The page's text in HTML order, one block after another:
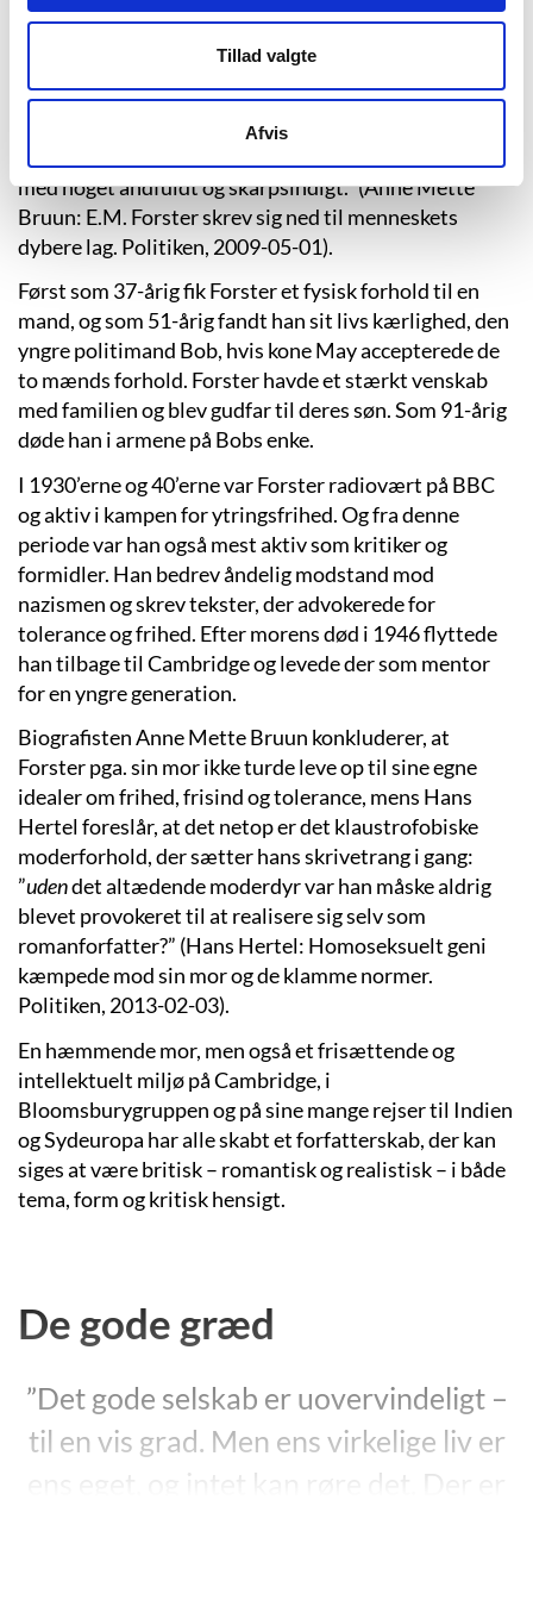
Tillad valgte
Afvis
Isherwood. Han var del af den kunstneriske og
20’erne med forfatterkollegerne Lytton Strachey og
parret Woolf. Her fik han øgenavnet ”Muldvarpen”
pga. hans udseende, men også fordi han bevægede sig
med noget åndfuldt og skarpsindigt.” (Anne Mette
Bruun: E.M. Forster skrev sig ned til menneskets
dybere lag. Politiken, 2009-05-01).
Først som 37-årig fik Forster et fysisk forhold til en
mand, og som 51-årig fandt han sit livs kærlighed, den
yngre politimand Bob, hvis kone May accepterede de
to mænds forhold. Forster havde et stærkt venskab
med familien og blev gudfar til deres søn. Som 91-årig
døde han i armene på Bobs enke.
I 1930’erne og 40’erne var Forster radiovært på BBC
og aktiv i kampen for ytringsfrihed. Og fra denne
periode var han også mest aktiv som kritiker og
formidler. Han bedrev åndelig modstand mod
nazismen og skrev tekster, der advokerede for
tolerance og frihed. Efter morens død i 1946 flyttede
han tilbage til Cambridge og levede der som mentor
for en yngre generation.
Biografisten Anne Mette Bruun konkluderer, at
Forster pga. sin mor ikke turde leve op til sine egne
idealer om frihed, frisind og tolerance, mens Hans
Hertel foreslår, at det netop er det klaustrofobiske
moderforhold, der sætter hans skrivetrang i gang:
”udendet altædende moderdyr var han måske aldrig
blevet provokeret til at realisere sig selv som
romanforfatter?” (Hans Hertel: Homoseksuelt geni
kæmpede mod sin mor og de klamme normer.
Politiken, 2013-02-03).
En hæmmende mor, men også et frisættende og
intellektuelt miljø på Cambridge, i
Bloomsburygruppen og på sine mange rejser til Indien
og Sydeuropa har alle skabt et forfatterskab, der kan
siges at være britisk – romantisk og realistisk – i både
tema, form og kritisk hensigt.
De gode græd
”Det gode selskab er uovervindeligt –
til en vis grad. Men ens virkelige liv er
ens eget, og intet kan røre det. Der er